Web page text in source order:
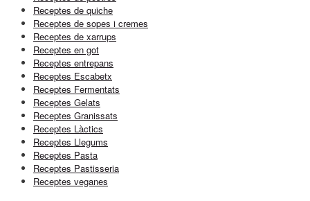
Receptes de quiche
Receptes de sopes i cremes
Receptes de xarrups
Receptes en got
Receptes entrepans
Receptes Escabetx
Receptes Fermentats
Receptes Gelats
Receptes Granissats
Receptes Làctics
Receptes Llegums
Receptes Pasta
Receptes Pastisseria
Receptes veganes